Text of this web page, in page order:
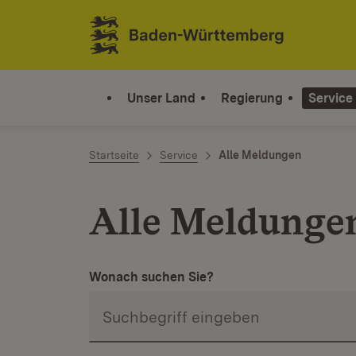
Zum Inhalt springen
Link zur Startseite
Unser Land Regierung Service
Startseite Service Alle Meldungen
Alle
Wonach suchen Sie?